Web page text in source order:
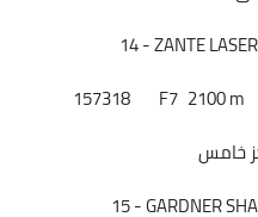
14 - ZANTE
157318
F7 2100 m
15 - GARDNER